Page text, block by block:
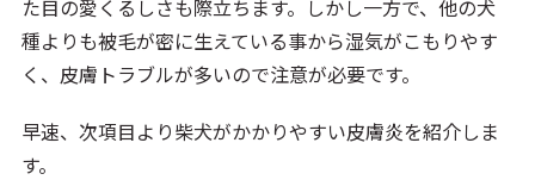
た目の愛くるしさも際立ちます。しかし一方で、他の犬
種よりも被毛が密に生えている事から湿気がこもりやす
く、皮膚トラブルが多いので注意が必要です。
早速、次項目より柴犬がかかりやすい皮膚炎を紹介しま
す。